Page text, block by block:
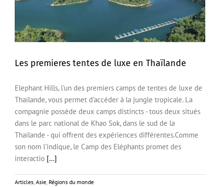
Les premieres tentes de luxe en Thaïlande
Les premieres tentes de luxe en Thaïlande
Elephant Hills, l'un des premiers camps de tentes de luxe de
Thaïlande, vous permet d'accéder à la jungle tropicale. La
compagnie possède deux camps distincts - tous deux situés
dans le parc national de Khao Sok, dans le sud de la
Thaïlande - qui offrent des expériences différentes.Comme
son nom l'indique, le Camp des Eléphants promet des
interactio [...]
Articles, Asie, Régions du monde